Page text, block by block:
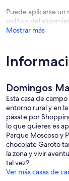
Puede aplicarse un
política del
Mostrar más
Domingos
Esta casa de
entorno rural y en
pásate por
lo que quieres es
Parque Moscoso y
chocolate Garoto
la zona y vivir
tal vez?
Ver más casas de